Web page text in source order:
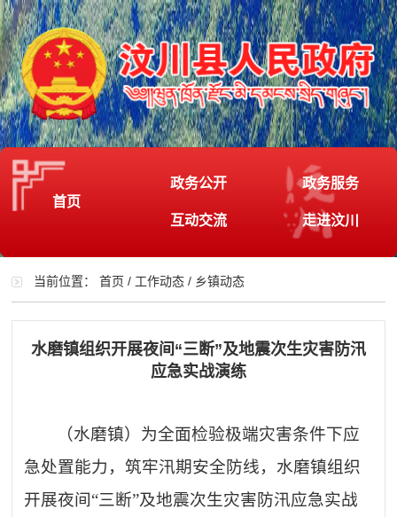
首页
政务公开 政务服务
互动交流 走进汶川
当前位置：首页 / 工作动态 / 乡镇动态
水磨镇组织开展夜间“三断”及地震次生灾害防汛
应急实战演练
（水磨镇）为全面检验极端灾害条件下应
急处置能力，筑牢汛期安全防线，水磨镇组织
开展夜间“三断”及地震次生灾害防汛应急实战